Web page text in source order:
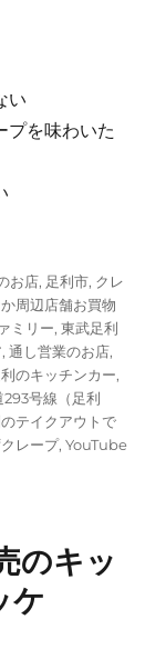
い
を味わいた
ファームが直
お店, 足利市, クレ
周辺店舗お買物
ミリー,東武足利
,通し営業のお店,
利のキッチンカー,
293号線（足利
テイクアウトで
レープ,YouTube
のキッ
ケ